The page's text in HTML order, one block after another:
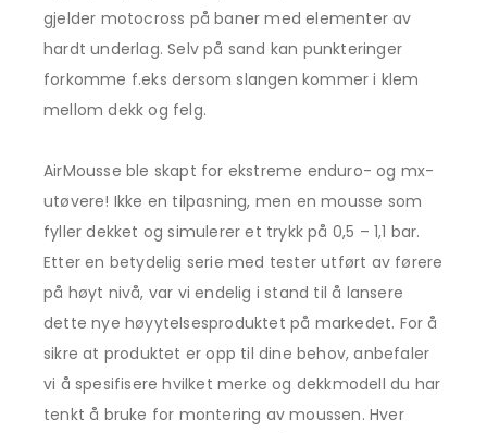
gjelder motocross på baner med elementer av
hardt underlag. Selv på sand kan punkteringer
forkomme f.eks dersom slangen kommer i klem
mellom dekk og felg.
AirMousse ble skapt for ekstreme enduro- og mx-
utøvere! Ikke en tilpasning, men en mousse som
fyller dekket og simulerer et trykk på 0,5 – 1,1 bar.
Etter en betydelig serie med tester utført av førere
på høyt nivå, var vi endelig i stand til å lansere
dette nye høyytelsesproduktet på markedet. For å
sikre at produktet er opp til dine behov, anbefaler
vi å spesifisere hvilket merke og dekkmodell du har
tenkt å bruke for montering av moussen. Hver